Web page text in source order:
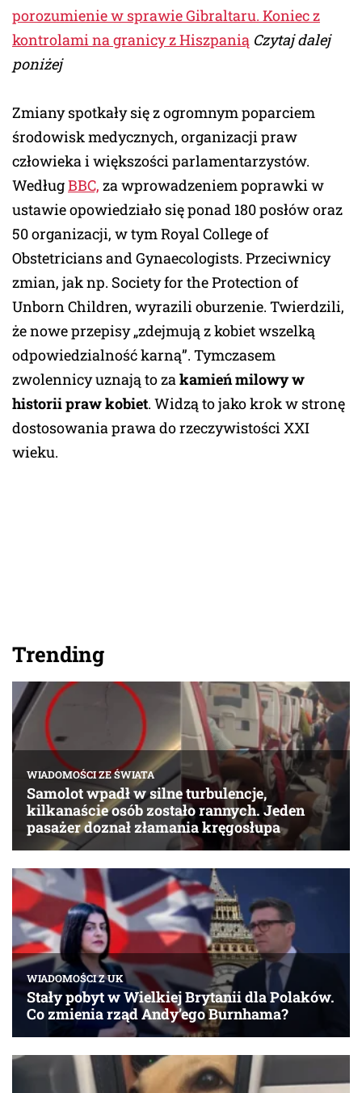
porozumienie w sprawie Gibraltaru. Koniec z
kontrolami na granicy z Hiszpanią Czytaj dalej
poniżej
Zmiany spotkały się z ogromnym poparciem
środowisk medycznych, organizacji praw
człowieka i większości parlamentarzystów.
WedługBBC, za wprowadzeniem poprawki w
ustawie opowiedziało się ponad 180 posłów oraz
50 organizacji, w tym Royal College of
Obstetricians and Gynaecologists. Przeciwnicy
zmian, jak np. Society for the Protection of
Unborn Children, wyrazili oburzenie. Twierdzili,
że nowe przepisy „zdejmują z kobiet wszelką
odpowiedzialność karną”. Tymczasem
zwolennicy uznają to zakamień milowy w
historii praw kobiet. Widzą to jako krok w stronę
dostosowania prawa do rzeczywistości XXI
wieku.
Trending